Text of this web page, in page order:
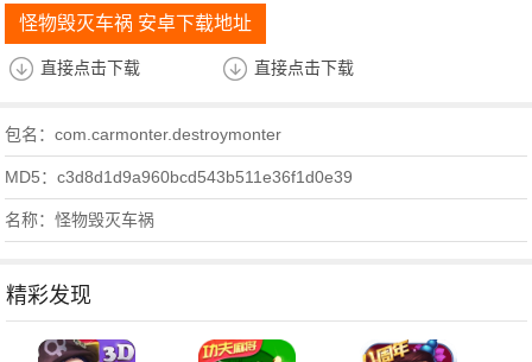
怪物毁灭车祸 安卓下载地址
直接点击下载 直接点击下载
包名：com.carmonter.destroymonter
MD5：c3d8d1d9a960bcd543b511e36f1d0e39
名称：怪物毁灭车祸
精彩发现